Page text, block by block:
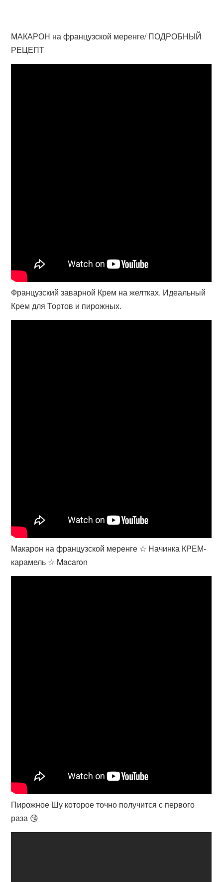
МАКАРОН на французской меренге/ ПОДРОБНЫЙ
РЕЦЕПТ
Французский заварной Крем на желтках. Идеальный
Крем для Тортов и пирожных.
Макарон на французской меренге ☆ Начинка КРЕМ-
карамель ☆ Macaron
Пирожное Шу которое точно получится с первого
раза 😘